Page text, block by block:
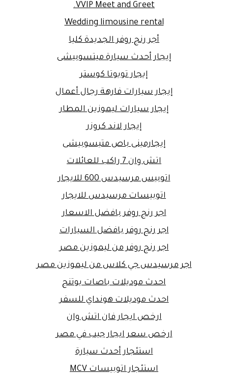
VVIP Meet and Greet.
Wedding limousine rental
أجر رنج روفر الجديدة كليا
إيجار أحدث سيارة ميتسوبيشى
إيجار تويوتا كوستر
إيجار سيارات فارهة رجال أعمال
إيجار سيارات ليموزين المطار
إيجار لاند كروزر
إيجارمينى باص متيسوبيشى
اتش وان 7 راكب للعائلات
اتوبيس مرسيدس 600 للايجار
اتوبيسات مرسيدس للايجار
اجر رنج روفر بافضل الاسعار
اجر رنج روفر بافضل السيارات
اجر رنج روفر من ليموزين مصر
اجر مرسيدس جي كلاس من ليموزين مصر
احدث موديلات باصات يوتنج
احدث موديلات هونداي للسفر
ارخص ايجار فان اتش وان
ارخص سعر ايجار جيب في مصر
استئجار أحدث سيارة
استئجار اتوبيسات MCV